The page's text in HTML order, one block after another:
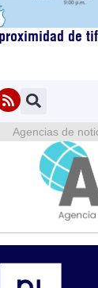
de
Agencias de